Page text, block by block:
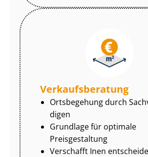
Ver­kaufs­be­ra­tung
Ortsbegehung durch
di­gen
Grundlage für optimale
Preisgestaltung
Verschafft Inen